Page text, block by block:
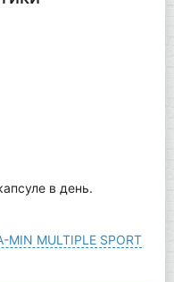
в день.
MIN MULTIPLE SPORT